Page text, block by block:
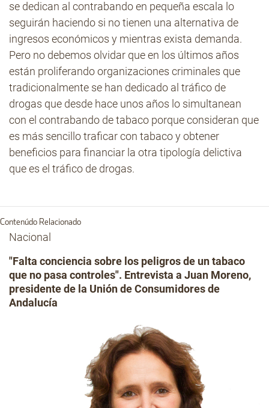
se dedican al contrabando en pequeña escala lo
seguirán haciendo si no tienen una alternativa de
ingresos económicos y mientras exista demanda.
Pero no debemos olvidar que en los últimos años
están proliferando organizaciones criminales que
tradicionalmente se han dedicado al tráfico de
drogas que desde hace unos años lo simultanean
con el contrabando de tabaco porque consideran que
es más sencillo traficar con tabaco y obtener
beneficios para financiar la otra tipología delictiva
que es el tráfico de drogas.
Contenúdo Relacionado
Nacional
"Falta conciencia sobre los peligros de un tabaco
que no pasa controles". Entrevista a Juan Moreno,
presidente de la Unión de Consumidores de
Andalucía